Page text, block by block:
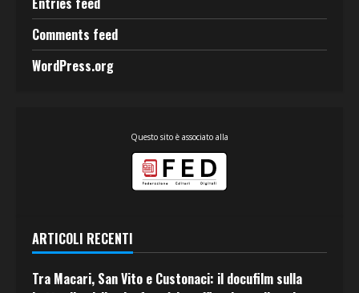
Comments feed
WordPress.org
Questo sito è associato alla
ARTICOLI RECENTI
Tra Macari, San Vito e Custonaci: il docufilm sulla